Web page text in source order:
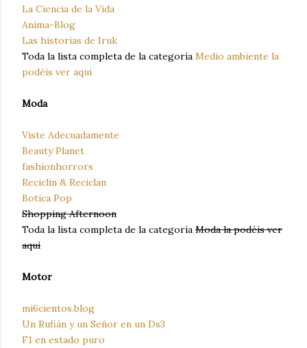
La Ciencia de la Vida
Anima-Blog
Las historias de Iruk
Toda la lista completa de la categoría Medio ambiente la
podéis ver aquí
Moda
Viste Adecuadamente
Beauty Planet
fashionhorrors
Reciclin & Reciclan
Botica Pop
Shopping Afternoon
Toda la lista completa de la categoría Moda la podéis ver
aquí
Motor
mi6cientos.blog
Un Rufián y un Señor en un Ds3
F1 en estado puro